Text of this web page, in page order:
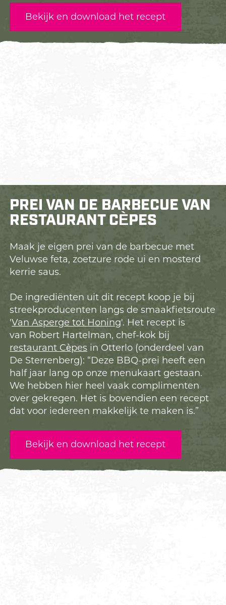
Bekijk en download het recept
PREI VAN DE BARBECUE VAN
RESTAURANT CÈPES
Maak je eigen prei van de barbecue met
Veluwse feta, zoetzure rode ui en mosterd
kerrie saus.
De ingrediënten uit dit recept koop je bij
streekproducenten langs de smaakfietsroute
'Van Asperge tot Honing'. Het recept is
van Robert Hartelman, chef-kok bij
restaurant Cèpes in Otterlo (onderdeel van
De Sterrenberg): “Deze BBQ-prei heeft een
half jaar lang op onze menukaart gestaan.
We hebben hier heel vaak complimenten
over gekregen. Het is bovendien een recept
dat voor iedereen makkelijk te maken is.”
Bekijk en download het recept